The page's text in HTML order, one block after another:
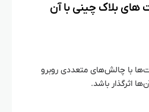
بلاک‌ چینی با آن
با چالش‌های متعددی روبرو
اثرگذار باشد.